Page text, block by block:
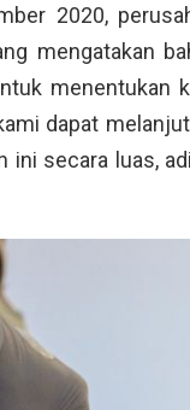
2020,
mengatakan
menentukan
dapat
ini secara luas,